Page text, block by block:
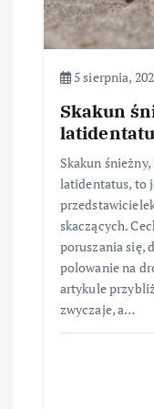
s
5 sierpnia,
Skakun
Skakun
latidentatus, to
skaczących.
poruszania się,
polowanie na
artykule
zwyczaje, a…